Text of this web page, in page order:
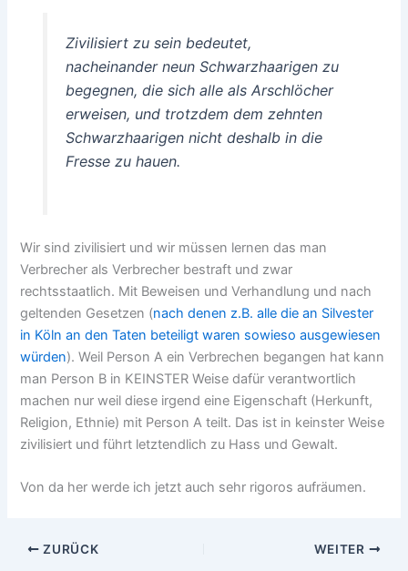
Zivilisiert zu sein bedeutet,
nacheinander neun Schwarzhaarigen zu
begegnen, die sich alle als Arschlöcher
erweisen, und trotzdem dem zehnten
Schwarzhaarigen nicht deshalb in die
Fresse zu hauen.
Wir sind zivilisiert und wir müssen lernen das man
Verbrecher als Verbrecher bestraft und zwar
rechtsstaatlich. Mit Beweisen und Verhandlung und nach
geltenden Gesetzen (nach denen z.B. alle die an Silvester
in Köln an den Taten beteiligt waren sowieso ausgewiesen
würden). Weil Person A ein Verbrechen begangen hat kann
man Person B in KEINSTER Weise dafür verantwortlich
machen nur weil diese irgend eine Eigenschaft (Herkunft,
Religion, Ethnie) mit Person A teilt. Das ist in keinster Weise
zivilisiert und führt letztendlich zu Hass und Gewalt.
Von da her werde ich jetzt auch sehr rigoros aufräumen.
ZURÜCK WEITER